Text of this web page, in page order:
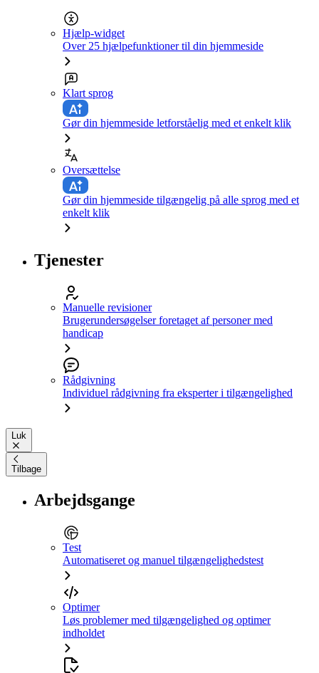
Hjælp-widget
Over 25 hjælpefunktioner til din hjemmeside
Klart sprog
Gør din hjemmeside letforståelig med et enkelt klik
Oversættelse
Gør din hjemmeside tilgængelig på alle sprog med et
enkelt klik
Tjenester
Manuelle revisioner
Brugerundersøgelser foretaget af personer med
handicap
Rådgivning
Individuel rådgivning fra eksperter i tilgængelighed
Luk
Tilbage
Arbejdsgange
Test
Automatiseret og manuel tilgængelighedstest
Optimer
Løs problemer med tilgængelighed og optimer
indholdet